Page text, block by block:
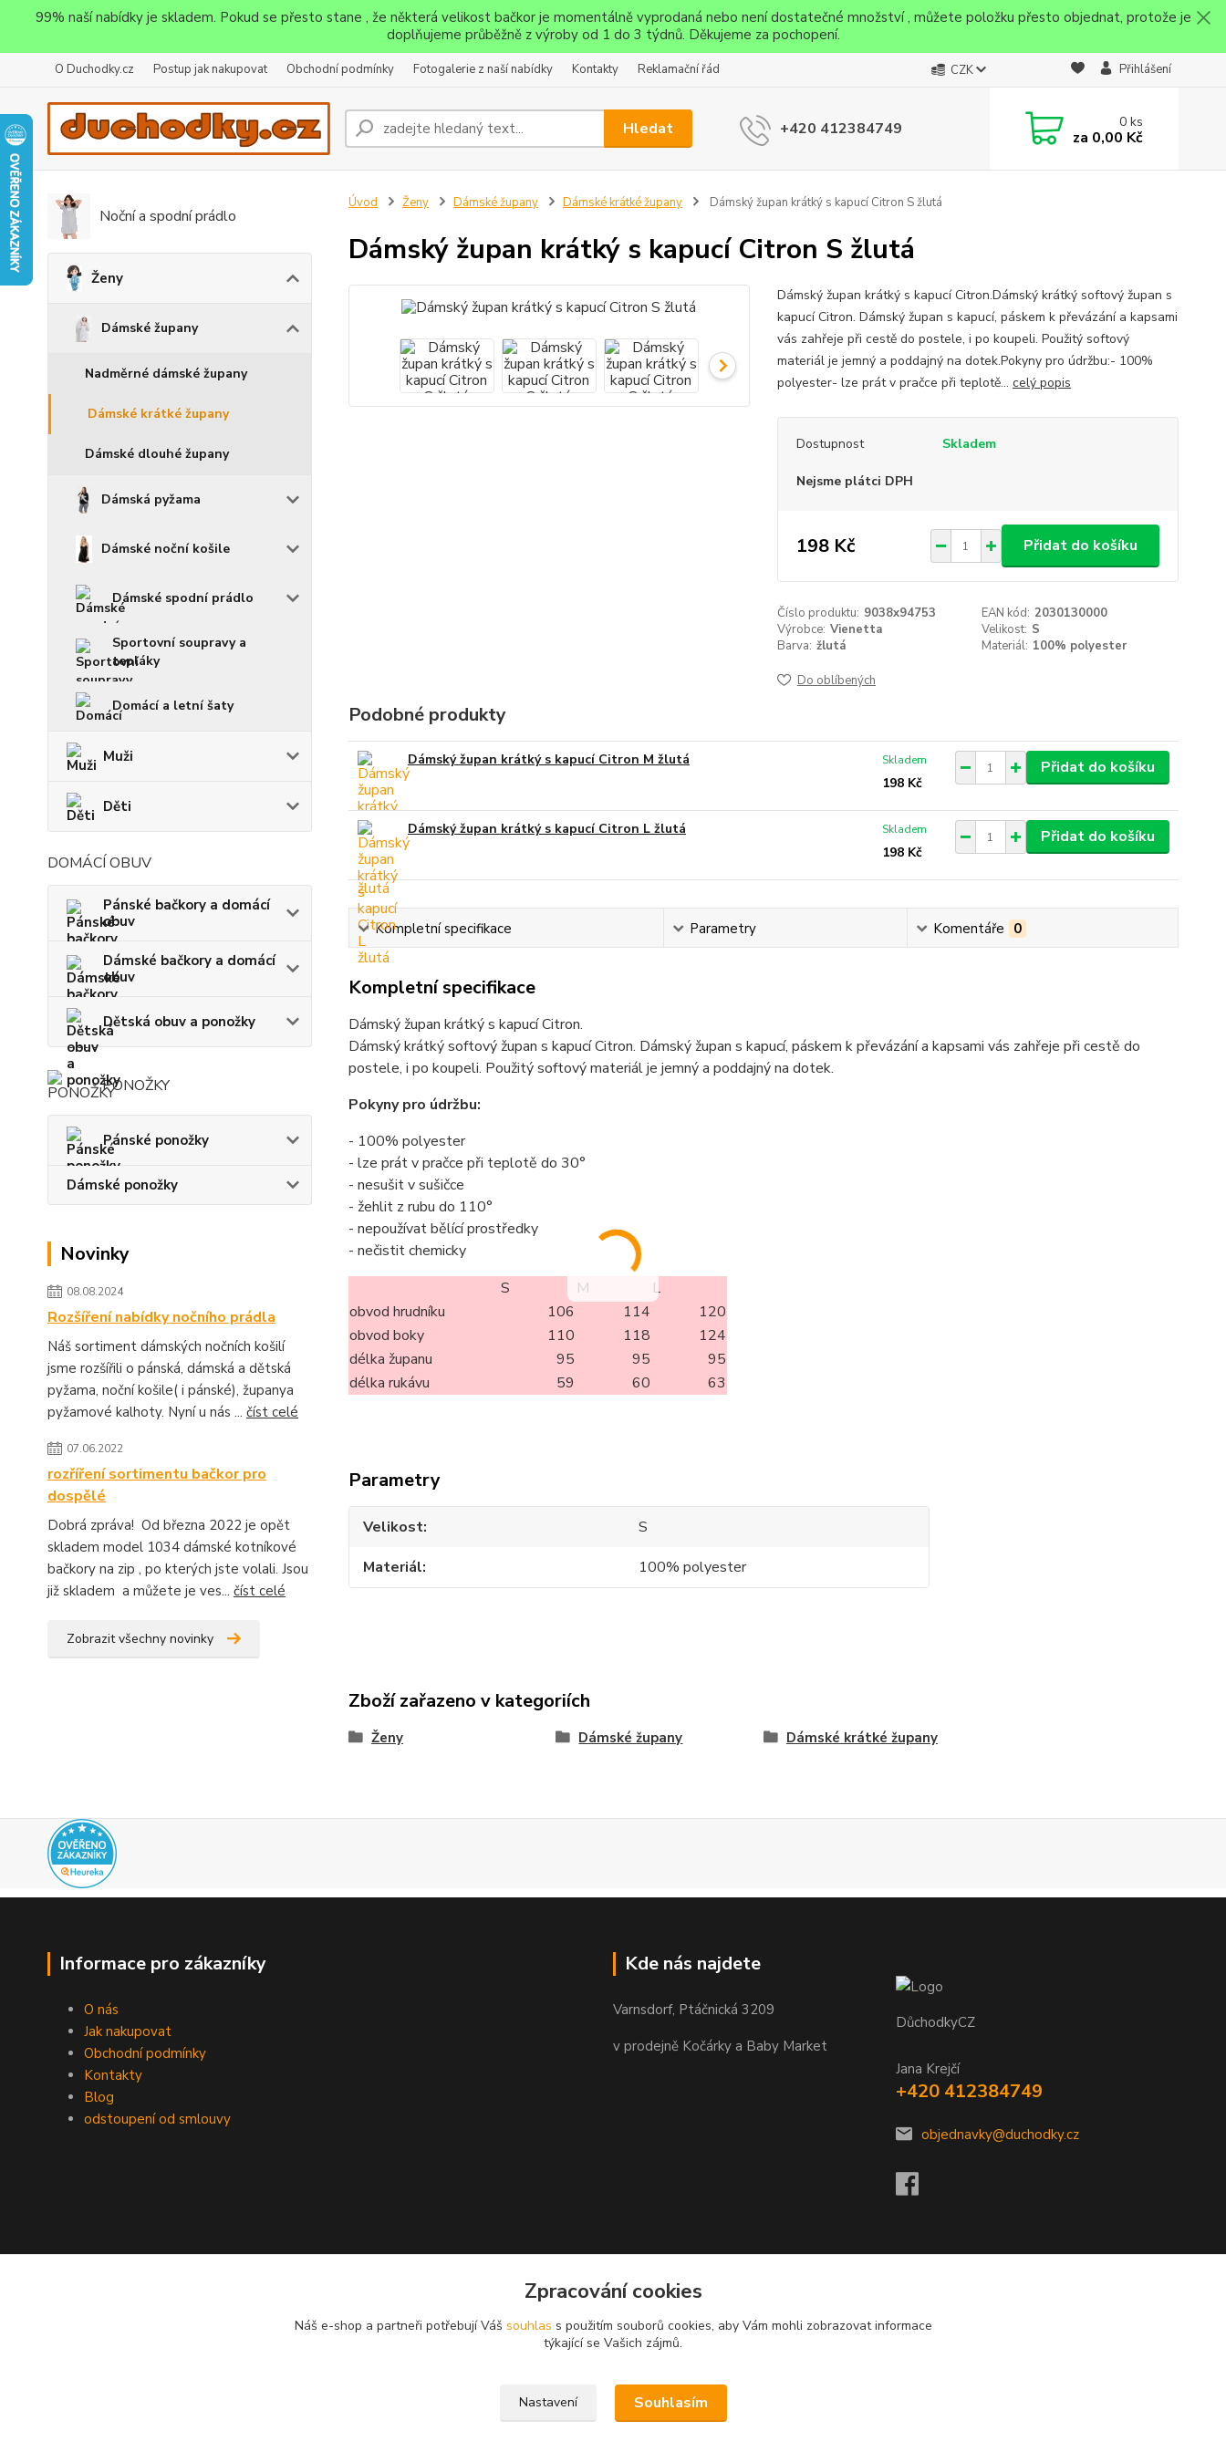
99% naší nabídky je skladem. Pokud se přesto stane , že některá velikost bačkor je momentálně vyprodaná nebo není dostatečné množství , můžete položku přesto objednat, protože je
doplňujeme průběžně z výroby od 1 do 3 týdnů. Děkujeme za pochopení.
O Duchodky.cz Postup jak nakupovat Obchodní podmínky Fotogalerie z naší nabídky Kontakty Reklamační řád CZK Přihlášení
Hledat +420 412384749 0ks
za 0,00 Kč
Noční a spodní prádlo
Ženy
Dámské župany
Nadměrné dámské župany
Dámské krátké župany
Dámské dlouhé župany
Dámská pyžama
Dámské noční košile
Dámské spodní prádlo
Sportovní soupravy a
tepláky
Domácí a letní šaty
Muži
Děti
DOMÁCÍ OBUV
Pánské bačkory a domácí
obuv
Dámské bačkory a domácí
obuv
Dětská obuv a ponožky
PONOŽKY
Pánské ponožky
Dámské ponožky
Novinky
08.08.2024
Rozšíření nabídky nočního prádla
Náš sortiment dámských nočních košilí
jsme rozšířili o pánská, dámská a dětská
pyžama, noční košile( i pánské), županya
pyžamové kalhoty. Nyní u nás ... číst celé
07.06.2022
rozříření sortimentu bačkor pro
dospělé
Dobrá zpráva! Od března 2022 je opět
skladem model 1034 dámské kotníkové
bačkory na zip , po kterých jste volali. Jsou
již skladem a můžete je ves... číst celé
Zobrazit všechny novinky
Úvod Ženy Dámské župany Dámské krátké župany Dámský župan krátký s kapucí Citron S žlutá
Dámský župan krátký s kapucí Citron S žlutá
Dámský župan krátký s kapucí Citron.Dámský krátký softový župan s
kapucí Citron. Dámský župan s kapucí, páskem k převázání a kapsami
vás zahřeje při cestě do postele, i po koupeli. Použitý softový
materiál je jemný a poddajný na dotek.Pokyny pro údržbu:- 100%
polyester- lze prát v pračce při teplotě... celý popis
Dostupnost Skladem
Nejsme plátci DPH
198 Kč Přidat do košíku
Číslo produktu: 9038x94753 EAN kód: 2030130000
Výrobce: Vienetta Velikost: S
Barva: žlutá Materiál: 100% polyester
Do oblíbených
Podobné produkty
Dámský župan krátký s kapucí Citron M žlutá
198 Kč
Skladem Přidat do košíku
Dámský župan krátký s kapucí Citron L žlutá
198 Kč
Skladem Přidat do košíku
Kompletní specifikace Parametry Komentáře 0
Kompletní specifikace
Dámský župan krátký s kapucí Citron.
Dámský krátký softový župan s kapucí Citron. Dámský župan s kapucí, páskem k převázání a kapsami vás zahřeje při cestě do
postele, i po koupeli. Použitý softový materiál je jemný a poddajný na dotek.
Pokyny pro údržbu:
- 100% polyester
- lze prát v pračce při teplotě do 30°
- nesušit v sušičce
- žehlit z rubu do 110°
- nepoužívat bělící prostředky
- nečistit chemicky
S
M
L
obvod hrudníku
106 114
120
obvod boky
110 118
124
délka županu
95 95
95
délka rukávu
59 60 63
Parametry
Velikost
S
Materiál
100% polyester
Zboží zařazeno v kategoriích
Ženy Dámské župany Dámské krátké župany
Informace pro zákazníky
O nás
Jak nakupovat
Obchodní podmínky
Kontakty
Blog
odstoupení od smlouvy
Kde nás najdete
Varnsdorf, Ptáčnická 3209
v prodejně Kočárky a Baby Market
DůchodkyCZ
Jana Krejčí
+420 412384749
objednavky@duchodky.cz
Zpracování cookies
Náš e-shop a partneři potřebují Váš souhlas s použitím souborů cookies, aby Vám mohli zobrazovat informace
týkající se Vašich zájmů.
Nastavení Souhlasím